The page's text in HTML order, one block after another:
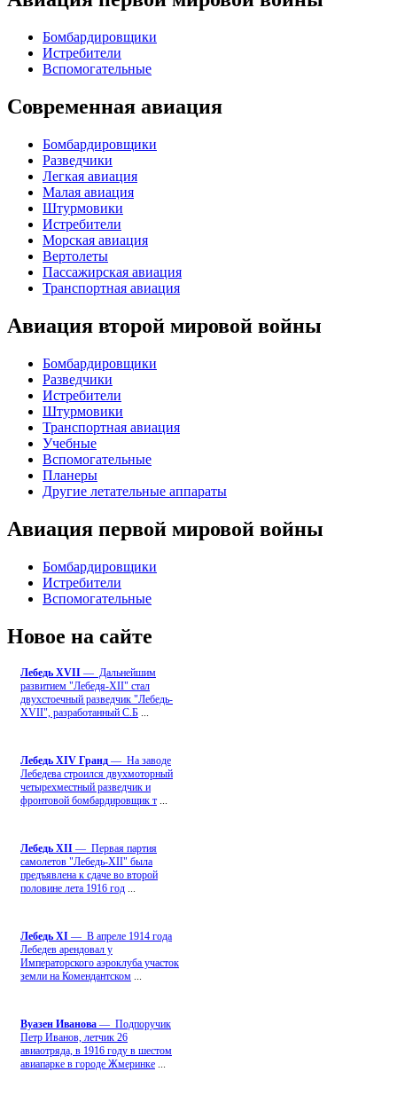
Бомбардировщики
Истребители
Вспомогательные
Современная авиация
Бомбардировщики
Разведчики
Легкая авиация
Малая авиация
Штурмовики
Истребители
Морская авиация
Вертолеты
Пассажирская авиация
Транспортная авиация
Авиация второй мировой войны
Бомбардировщики
Разведчики
Истребители
Штурмовики
Транспортная авиация
Учебные
Вспомогательные
Планеры
Другие летательные аппараты
Авиация первой мировой войны
Бомбардировщики
Истребители
Вспомогательные
Новое на сайте
Лебедь ХVII — Дальнейшим
развитием "Лебедя-ХII" стал
двухстоечный разведчик "Лебедь-
XVII", разработанный С.Б
Лебедь ХIV Гранд — На заводе
Лебедева строился двухмоторный
четырехместный разведчик и
фронтовой бомбардировщик т
Лебедь ХII — Первая партия
самолетов "Лебедь-ХII" была
предъявлена к сдаче во второй
половине лета 1916 год
Лебедь ХI — В апреле 1914 года
Лебедев арендовал у
Императорского аэроклуба участок
земли на Комендантском
Вуазен Иванова — Подпоручик
Петр Иванов, летчик 26
авиаотряда, в 1916 году в шестом
авиапарке в городе Жмеринке